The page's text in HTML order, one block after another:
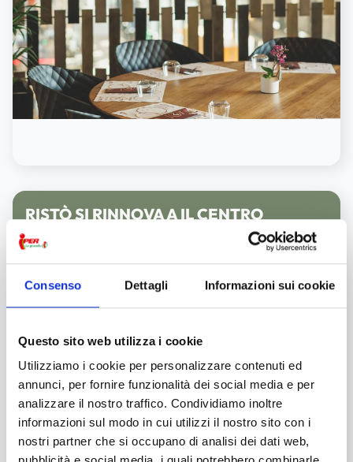
Consenso Dettagli Informazioni sui cookie
Questo sito web utilizza i cookie
Utilizziamo i cookie per personalizzare contenuti ed
annunci, per fornire funzionalità dei social media e per
analizzare il nostro traffico. Condividiamo inoltre
informazioni sul modo in cui utilizzi il nostro sito con i
nostri partner che si occupano di analisi dei dati web,
RISTÒ SI RINNOVA A IL CENTRO
Dal
e un'offerta
gastronomica che unisce qualità, varietà e cura dei dettagli,
con proposte per ogni palato.
Scopri di più